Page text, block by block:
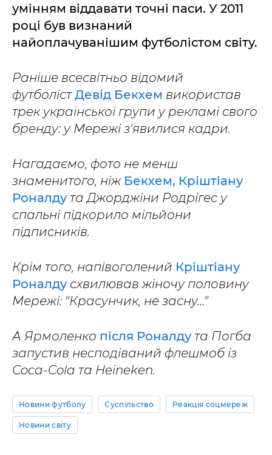
умінням віддавати точні паси. У 2011
році був визнаний
найоплачуванішим футболістом світу.
Раніше всесвітньо відомий
футболістДевід Бекхем використав
трек української групи у рекламі свого
бренду: у Мережі з'явилися кадри.
Нагадаємо, фото не менш
знаменитого, ніж Бекхем, Кріштіану
Роналдута Джорджіни Родрігес у
спальні підкорило мільйони
підписників.
Крім того, напівоголений Кріштіану
Роналдусхвилював жіночу половину
Мережі: "Красунчик, не засну…"
А Ярмоленко після Роналдута Погба
запустив несподіваний флешмоб із
Coca-Cola та Heineken.
Новини футболу Суспільство Реакція соцмереж
Новини світу